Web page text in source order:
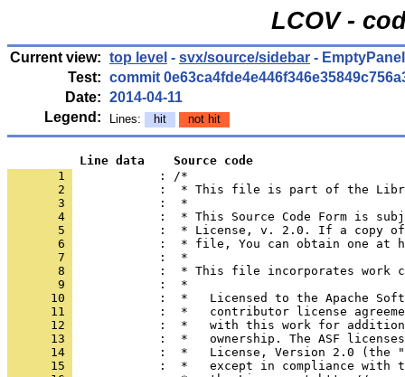
LCOV -
Current view: top level - svx/source/sidebar -
Test: commit
Date: 2014-04-11
Legend:
Lines: hit not hit
          Line data    Source code
       1
            : /*
       2
       3
       4
       5
       6
       7
       8
       9
      10
      11
      12
      13
      14
      15